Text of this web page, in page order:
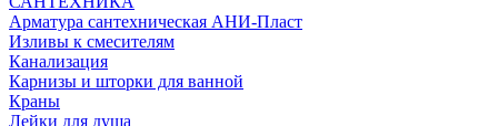
Арматура сантехническая АНИ-Пласт
Изливы к смесителям
Канализация
Карнизы и шторки для ванной
Краны
Лейки для душа